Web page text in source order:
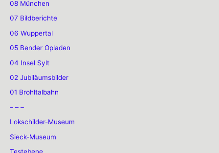
08 München
07 Bildberichte
06 Wuppertal
05 Bender Opladen
04 Insel Sylt
02 Jubiläumsbilder
01 Brohltalbahn
– – –
Lokschilder-Museum
Sieck-Museum